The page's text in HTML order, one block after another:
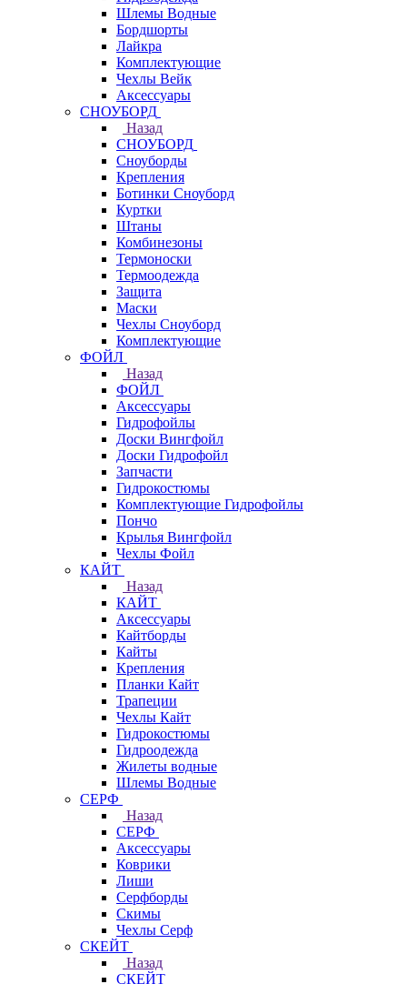
Шлемы Водные
Бордшорты
Лайкра
Комплектующие
Чехлы Вейк
Аксессуары
СНОУБОРД
Назад
СНОУБОРД
Сноуборды
Крепления
Ботинки Сноуборд
Куртки
Штаны
Комбинезоны
Термоноски
Термоодежда
Защита
Маски
Чехлы Сноуборд
Комплектующие
ФОЙЛ
Назад
ФОЙЛ
Аксессуары
Гидрофойлы
Доски Вингфойл
Доски Гидрофойл
Запчасти
Гидрокостюмы
Комплектующие Гидрофойлы
Пончо
Крылья Вингфойл
Чехлы Фойл
КАЙТ
Назад
КАЙТ
Аксессуары
Кайтборды
Кайты
Крепления
Планки Кайт
Трапеции
Чехлы Кайт
Гидрокостюмы
Гидроодежда
Жилеты водные
Шлемы Водные
СЕРФ
Назад
СЕРФ
Аксессуары
Коврики
Лиши
Серфборды
Скимы
Чехлы Cерф
СКЕЙТ
Назад
СКЕЙТ